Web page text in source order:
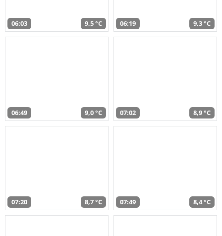
06:03 9,5 °C 06:19 9,3 °C
06:49 9,0 °C 07:02 8,9 °C
07:20 8,7 °C 07:49 8,4 °C